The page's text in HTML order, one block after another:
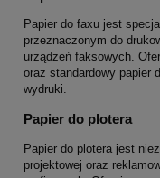
Papier do faxu jest
przeznaczonym do
urządzeń faksowych.
oraz standardowy papier
wydruki.
Papier do plotera
Papier do plotera jest
projektowej oraz